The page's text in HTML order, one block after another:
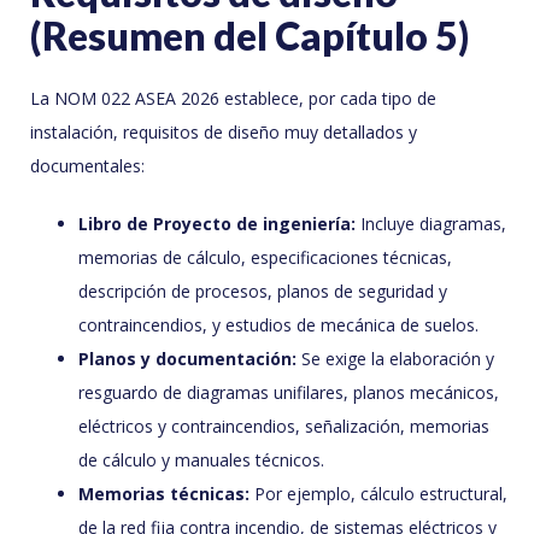
(Resumen del Capítulo 5)
La NOM 022 ASEA 2026 establece, por cada tipo de
instalación, requisitos de diseño muy detallados y
documentales:
Libro de Proyecto de ingeniería: Incluye diagramas,
memorias de cálculo, especificaciones técnicas,
descripción de procesos, planos de seguridad y
contraincendios, y estudios de mecánica de suelos.
Planos y documentación: Se exige la elaboración y
resguardo de diagramas unifilares, planos mecánicos,
eléctricos y contraincendios, señalización, memorias
de cálculo y manuales técnicos.
Memorias técnicas: Por ejemplo, cálculo estructural,
de la red fija contra incendio, de sistemas eléctricos y